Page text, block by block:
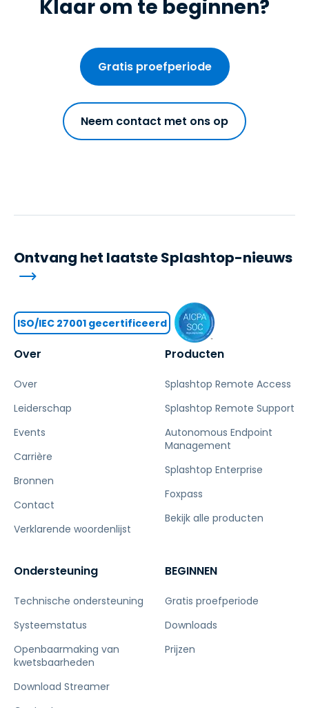
Klaar om te beginnen?
Gratis proefperiode
Neem contact met ons op
Over
Over
Leiderschap
Events
Carrière
Bronnen
Contact
Verklarende woordenlijst
Producten
Splashtop Remote Access
Splashtop Remote Support
Autonomous Endpoint
Management
Splashtop Enterprise
Foxpass
Bekijk alle producten
Ondersteuning
Technische ondersteuning
Systeemstatus
Openbaarmaking van
kwetsbaarheden
Download Streamer
BEGINNEN
Gratis proefperiode
Downloads
Prijzen
Ontvang het laatste Splashtop-nieuws
ISO/IEC 27001 gecertificeerd